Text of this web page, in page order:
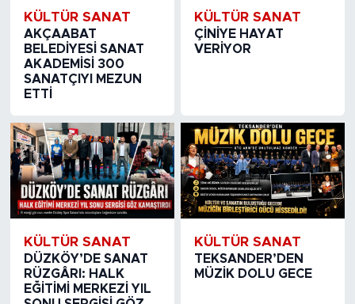
KÜLTÜR SANAT
AKÇAABAT
BELEDİYESİ SANAT
AKADEMİSİ 300
SANATÇIYI MEZUN
ETTİ
KÜLTÜR SANAT
ÇİNİYE HAYAT
VERİYOR
KÜLTÜR SANAT
DÜZKÖY’DE SANAT
RÜZGÂRI: HALK
EĞİTİMİ MERKEZİ YIL
KÜLTÜR SANAT
TEKSANDER’DEN
MÜZİK DOLU GECE